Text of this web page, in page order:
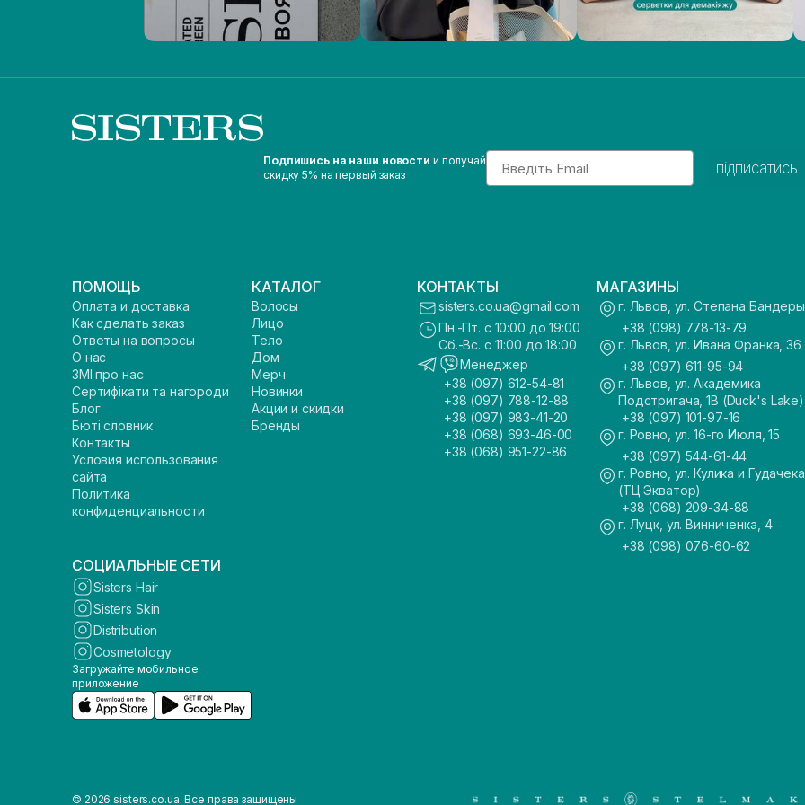
Подпишись на наши новости и получай
скидку 5% на первый заказ
Email
підписатись
ПОМОЩЬ
Оплата и доставка
Как сделать заказ
Ответы на вопросы
О нас
ЗМІ про нас
Сертифікати та нагороди
Блог
Бюті словник
Контакты
Условия использования
сайта
Политика
конфиденциальности
КАТАЛОГ
Волосы
Лицо
Тело
Дом
Мерч
Новинки
Акции и скидки
Бренды
КОНТАКТЫ
sisters.co.ua@gmail.com
Пн.-Пт. с 10:00 до 19:00
Сб.-Вс. с 11:00 до 18:00
Менеджер
+38 (097) 612-54-81
+38 (097) 788-12-88
+38 (097) 983-41-20
+38 (068) 693-46-00
+38 (068) 951-22-86
МАГАЗИНЫ
г. Львов, ул. Степана
+38 (098) 778-13-79
г. Львов, ул. Ивана Франка, 36
+38 (097) 611-95-94
г. Львов, ул. Академика
Подстригача, 1В (Duck's Lake)
+38 (097) 101-97-16
г. Ровно, ул. 16-го Июля, 15
+38 (097) 544-61-44
г. Ровно, ул. Кулика и
(ТЦ Экватор)
+38 (068) 209-34-88
г. Луцк, ул. Винниченка, 4
+38 (098) 076-60-62
СОЦИАЛЬНЫЕ СЕТИ
Sisters Hair
Sisters Skin
Distribution
Cosmetology
Загружайте мобильное
приложение
© 2026 sisters.co.ua. Все права защищены